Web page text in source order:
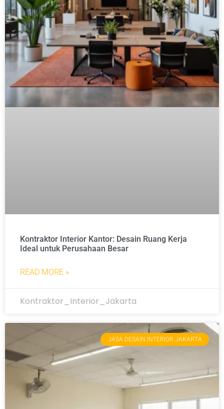
Kontraktor Interior Kantor: Desain Ruang Kerja
Ideal untuk Perusahaan Besar
READ MORE »
Kontraktor_Interior_Jakarta
JASA DESAIN INTERIOR JAKARTA